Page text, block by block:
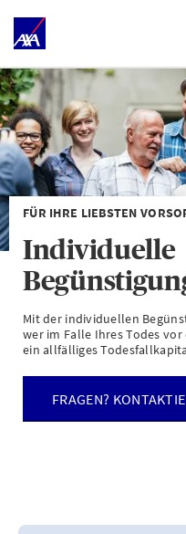
FÜR IHRE LIEBSTEN
Individuelle
Mit der individuellen
wer im Falle Ihres Todes
ein allfälliges
FRAGEN?